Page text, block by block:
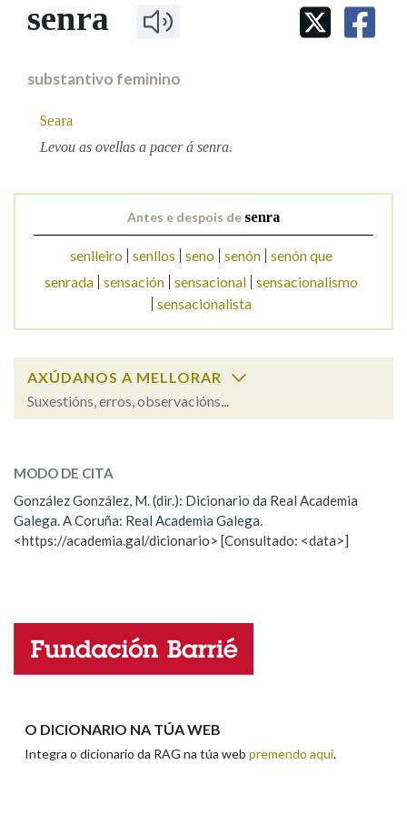
IDENTIDADE CORPORATIVA
MARCIAL DEL ADALID
FIGURAS HOMENAXEADAS
Facebook
TwitterYoutubeInstagram
Bluesky
BUSCAR NOS LEMAS
Remata por
Contén
BUSCAR NO CONTIDO
Nos exemplos
OUTRAS OPCIÓNS DE BUSCA
Pertence a
LIMPAR
senra
substantivo feminino
Seara
Levou as ovellas a pacer á senra.
Antes e despois de senra
senlleiro senllos seno senón senón que
senrada sensación sensacional sensacionalismo
sensacionalista
AXÚDANOS A MELLORAR
Suxestións, erros, observacións...
ESCOLLE UNHA OPCIÓN:
Observación Hai un erro na palabra
Propoño mellorar a definición
Nome
MODO DE CITA
González González, M. (dir.): Dicionario da Real Academia
Galega. A Coruña: Real Academia Galega.
<https://academia.gal/dicionario> [Consultado: <data>]
O DICIONARIO NA TÚA WEB
Integra o dicionario da RAG na túa web premendo aquí.